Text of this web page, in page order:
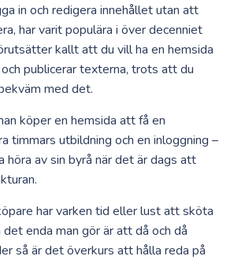
in och redigera innehållet utan att
har varit populära i över decenniet
kallt att du vill ha en hemsida
publicerar texterna, trots att du
med det.
köper en hemsida att få en
timmars utbildning och en inloggning –
höra av sin byrå när det är dags att
har varken tid eller lust att sköta
enda man gör är att då och då
så är det överkurs att hålla reda på